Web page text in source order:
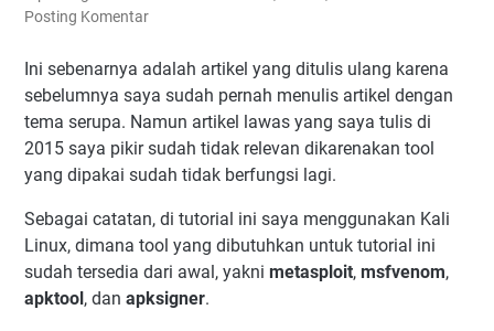
Posting Komentar
Ini sebenarnya adalah artikel yang ditulis ulang karena
sebelumnya saya sudah pernah menulis artikel dengan
tema serupa. Namun artikel lawas yang saya tulis di
2015 saya pikir sudah tidak relevan dikarenakan tool
yang dipakai sudah tidak berfungsi lagi.
Sebagai catatan, di tutorial ini saya menggunakan Kali
Linux, dimana tool yang dibutuhkan untuk tutorial ini
sudah tersedia dari awal, yakni metasploit, msfvenom,
apktool, dan apksigner.